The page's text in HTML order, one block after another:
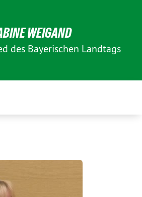
WEIGAND
des Bayerischen Landtags